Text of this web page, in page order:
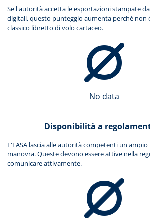
Se l'autorità accetta le esportazioni stampate
digitali, questo punteggio aumenta perché non
classico libretto di volo cartaceo.
No data
Disponibilità a
L'EASA lascia alle autorità competenti un ampio
manovra. Queste devono essere attive nella
comunicare attivamente.